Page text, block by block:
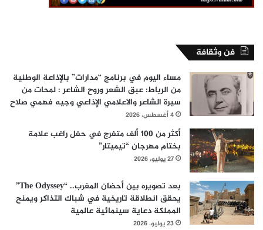
فن وثقافة
مساء اليوم في برنامج “مدارات” بالإذاعة الوطنية
من الرباط: عبق الشعر وروح الشاعر : لمحات من
سيرة الشاعر والاعلامي الإذاعي وجيه فهمي صلاح
4 أغسطس، 2026
أكثر من 100 ألف متفرج في حفل راغب علامة
بختام مهرجان “تيميتار”
27 يوليو، 2026
بعد تصويره بين أحضان المغرب.. “The Odyssey”
يحقق انطلاقة تاريخية في شباك التذاكر ويمنح
المملكة دعاية سينمائية عالمية
23 يوليو، 2026